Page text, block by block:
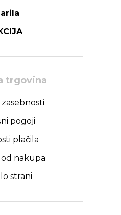
trgovina
pogoji
plačila
nakupa
strani